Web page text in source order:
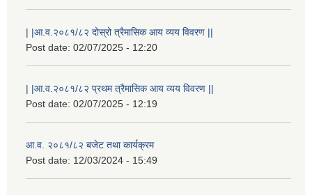
| |आ.व.२०८१/८२ दोस्रो त्रैमासिक आय व्यय विवरण ||
Post date: 02/07/2025 - 12:20
| |आ.व.२०८१/८२ प्रथम त्रैमासिक आय व्यय विवरण ||
Post date: 02/07/2025 - 12:19
आ.व. २०८१/८२ बजेट तथा कार्यक्रम
Post date: 12/03/2024 - 15:49